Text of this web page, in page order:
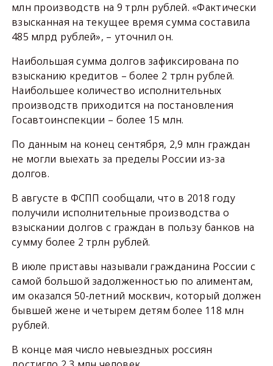
млн производств на 9 трлн рублей. «Фактически
взысканная на текущее время сумма составила
485 млрд рублей», – уточнил он.
Наибольшая сумма долгов зафиксирована по
взысканию кредитов – более 2 трлн рублей.
Наибольшее количество исполнительных
производств приходится на постановления
Госавтоинспекции – более 15 млн.
По данным на конец сентября, 2,9 млн граждан
не могли выехать за пределы России из-за
долгов.
В августе в ФСПП сообщали, что в 2018 году
получили исполнительные производства о
взыскании долгов с граждан в пользу банков на
сумму более 2 трлн рублей.
В июле приставы называли гражданина России с
самой большой задолженностью по алиментам,
им оказался 50-летний москвич, который должен
бывшей жене и четырем детям более 118 млн
рублей.
В конце мая число невыездных россиян